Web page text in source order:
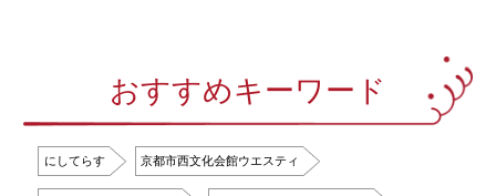
おすすめキーワード
にしてらす 京都市西文化会館ウエスティ